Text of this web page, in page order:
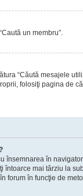
un membru”.
“Căută mesajele
folosiţi pagina de
însemnarea în
întoarce mai târziu la
forum în funcţie de